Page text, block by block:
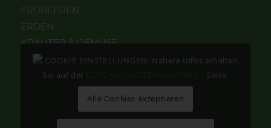
ERDBEEREN
ERDEN
KRÄUTER & GEMÜSE
STAUDEN & GEHÖLZE
TOPFPFLANZEN
COOKIE EINSTELLUNGEN: Nähere Infos erhalten
Sie auf der
- Seite.
Alle Cookies akzeptieren